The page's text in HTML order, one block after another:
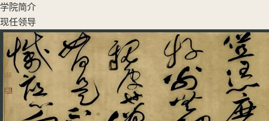
学院简介
现任领导
机构设置
专业设置
师资队伍
党群工作
党建工作
工会活动